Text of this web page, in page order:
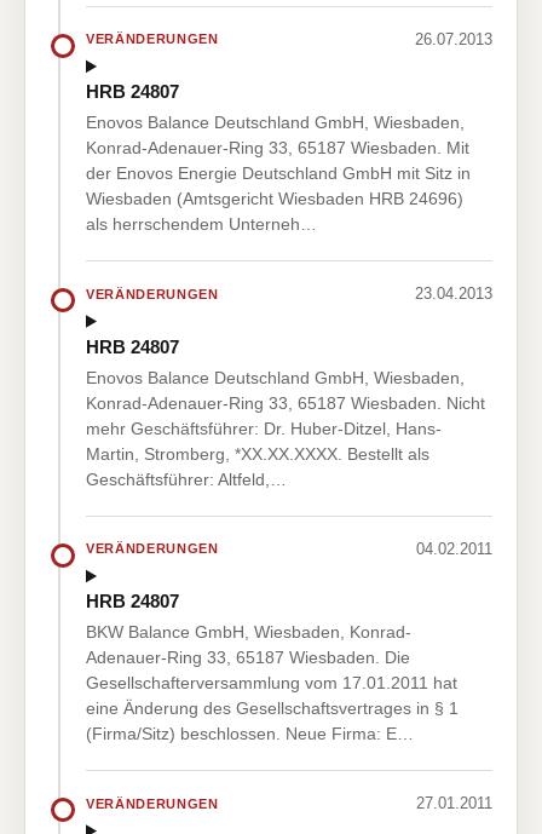
VERÄNDERUNGEN 26.07.2013
HRB 24807
Enovos Balance Deutschland GmbH, Wiesbaden,
Konrad-Adenauer-Ring 33, 65187 Wiesbaden. Mit
der Enovos Energie Deutschland GmbH mit Sitz in
Wiesbaden (Amtsgericht Wiesbaden HRB 24696)
als herrschendem Unterneh…
VERÄNDERUNGEN 23.04.2013
HRB 24807
Enovos Balance Deutschland GmbH, Wiesbaden,
Konrad-Adenauer-Ring 33, 65187 Wiesbaden. Nicht
mehr Geschäftsführer: Dr. Huber-Ditzel, Hans-
Martin, Stromberg, *XX.XX.XXXX. Bestellt als
Geschäftsführer: Altfeld,…
VERÄNDERUNGEN 04.02.2011
HRB 24807
BKW Balance GmbH, Wiesbaden, Konrad-
Adenauer-Ring 33, 65187 Wiesbaden. Die
Gesellschafterversammlung vom 17.01.2011 hat
eine Änderung des Gesellschaftsvertrages in § 1
(Firma/Sitz) beschlossen. Neue Firma: E…
VERÄNDERUNGEN 27.01.2011